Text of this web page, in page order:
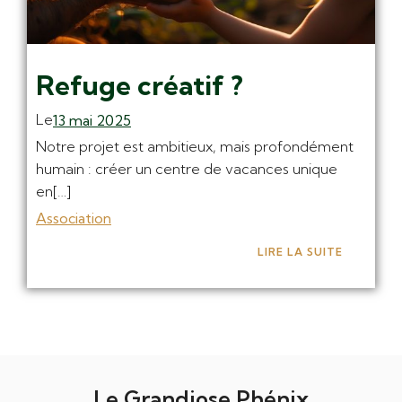
Refuge créatif ?
Le13 mai 2025
Notre projet est ambitieux, mais profondément
humain : créer un centre de vacances unique
en[…]
Association
LIRE LA SUITE